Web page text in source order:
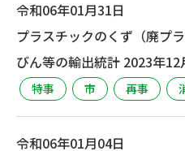
令和06年01月31日
プラスチックのくず（廃プ
びん等の輸出統計 2023年
特事 市 再事
令和06年01月04日